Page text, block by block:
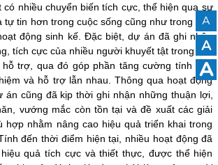
có nhiều chuyển biến tích cực, thể hiện qua sự
tự tin hơn trong cuộc sống cũng như trong quá
động sinh kế. Đặc biệt, dự án đã ghi nhận
tích cực của nhiều người khuyết tật trong các
trợ, qua đó góp phần tăng cường tính gắn
và hỗ trợ lẫn nhau. Thông qua hoạt động
án cũng đã kịp thời ghi nhận những thuận lợi,
vướng mắc còn tồn tại và đề xuất các giải
hợp nhằm nâng cao hiệu quả triển khai trong
đến thời điểm hiện tại, nhiều hoạt động đã
quả tích cực và thiết thực, được thể hiện
A
A
A